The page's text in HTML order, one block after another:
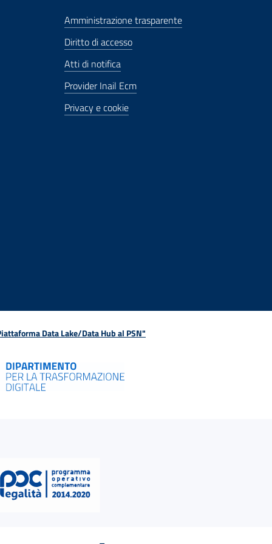
Amministrazione trasparente
Diritto di accesso
Atti di notifica
Provider Inail Ecm
Privacy e cookie
Data Lake/Data Hub al PSN"